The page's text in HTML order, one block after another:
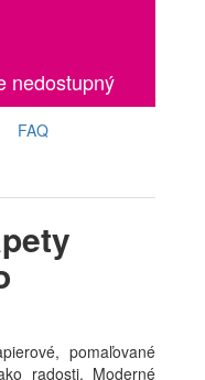
nedostupný
FAQ
pomaľované
radosti. Moderné